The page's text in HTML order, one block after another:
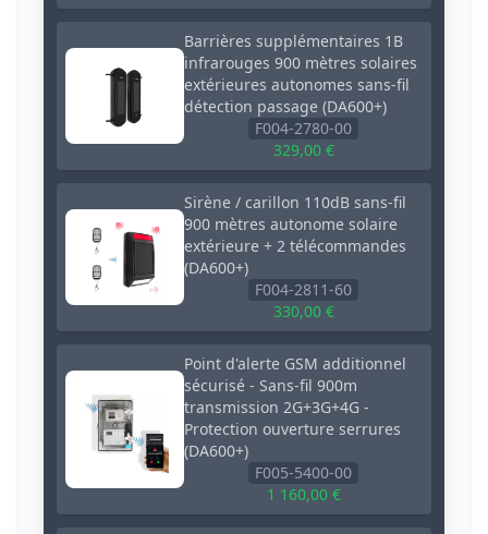
Barrières supplémentaires 1B
infrarouges 900 mètres solaires
extérieures autonomes sans-fil
détection passage (DA600+)
F004-2780-00
329,00 €
Sirène / carillon 110dB sans-fil
900 mètres autonome solaire
extérieure + 2 télécommandes
(DA600+)
F004-2811-60
330,00 €
Point d'alerte GSM additionnel
sécurisé - Sans-fil 900m
transmission 2G+3G+4G -
Protection ouverture serrures
(DA600+)
F005-5400-00
1 160,00 €